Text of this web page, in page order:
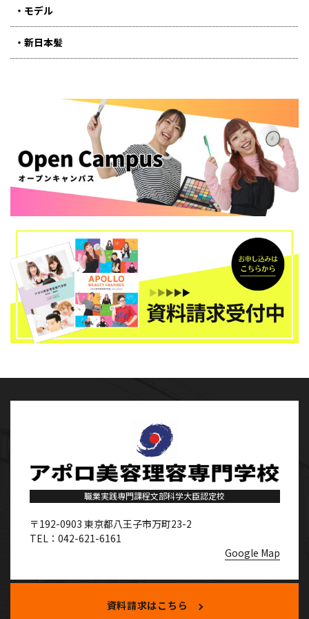
モデル
新日本髪
職業実践専門課程文部科学大臣認定校
〒192-0903 東京都八王子市万町23-2
TEL：042-621-6161
Google Map
資料請求はこちら